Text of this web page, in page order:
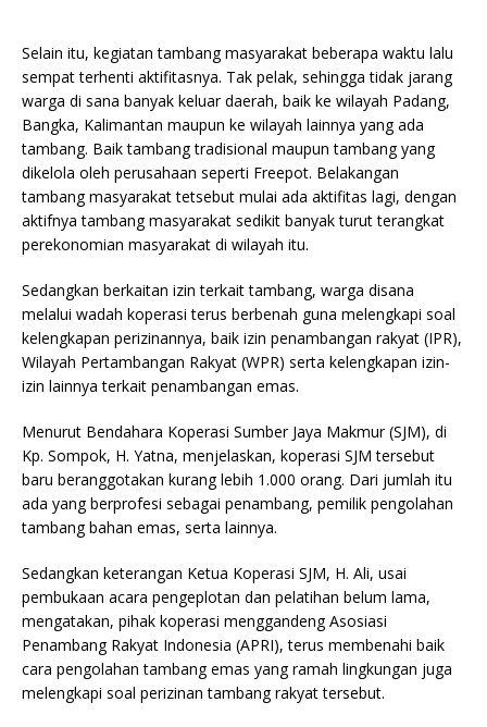
Selain itu, kegiatan tambang masyarakat beberapa waktu lalu
sempat terhenti aktifitasnya. Tak pelak, sehingga tidak jarang
warga di sana banyak keluar daerah, baik ke wilayah Padang,
Bangka, Kalimantan maupun ke wilayah lainnya yang ada
tambang. Baik tambang tradisional maupun tambang yang
dikelola oleh perusahaan seperti Freepot. Belakangan
tambang masyarakat tetsebut mulai ada aktifitas lagi, dengan
aktifnya tambang masyarakat sedikit banyak turut terangkat
perekonomian masyarakat di wilayah itu.
Sedangkan berkaitan izin terkait tambang, warga disana
melalui wadah koperasi terus berbenah guna melengkapi soal
kelengkapan perizinannya, baik izin penambangan rakyat (IPR),
Wilayah Pertambangan Rakyat (WPR) serta kelengkapan izin-
izin lainnya terkait penambangan emas.
Menurut Bendahara Koperasi Sumber Jaya Makmur (SJM), di
Kp. Sompok, H. Yatna, menjelaskan, koperasi SJM tersebut
baru beranggotakan kurang lebih 1.000 orang. Dari jumlah itu
ada yang berprofesi sebagai penambang, pemilik pengolahan
tambang bahan emas, serta lainnya.
Sedangkan keterangan Ketua Koperasi SJM, H. Ali, usai
pembukaan acara pengeplotan dan pelatihan belum lama,
mengatakan, pihak koperasi menggandeng Asosiasi
Penambang Rakyat Indonesia (APRI), terus membenahi baik
cara pengolahan tambang emas yang ramah lingkungan juga
melengkapi soal perizinan tambang rakyat tersebut.